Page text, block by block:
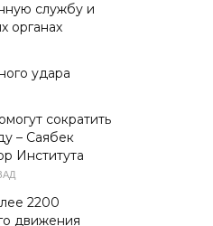
службу и
органах
удара
сократить
– Саябек
Института
2200
движения